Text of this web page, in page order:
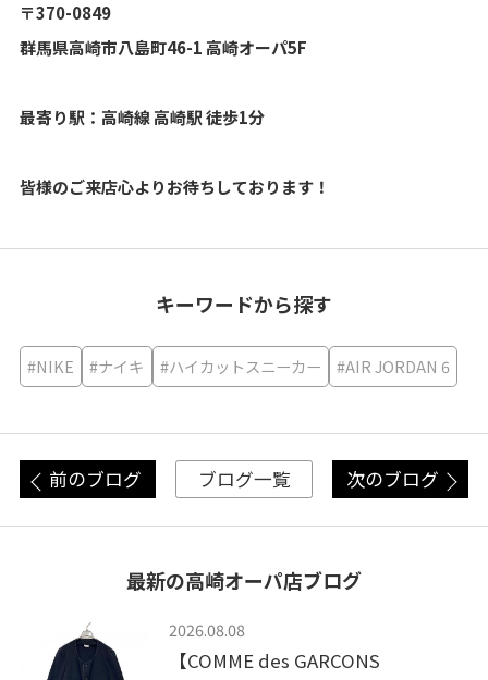
〒370-0849
群馬県高崎市八島町46-1 高崎オーパ5F
最寄り駅：高崎線 高崎駅 徒歩1分
皆様のご来店心よりお待ちしております！
キーワードから探す
#NIKE #ナイキ #ハイカットスニーカー #AIR JORDAN 6
前のブログ ブログ一覧 次のブログ
最新の高崎オーパ店ブログ
2026.08.08
【COMME des GARCONS